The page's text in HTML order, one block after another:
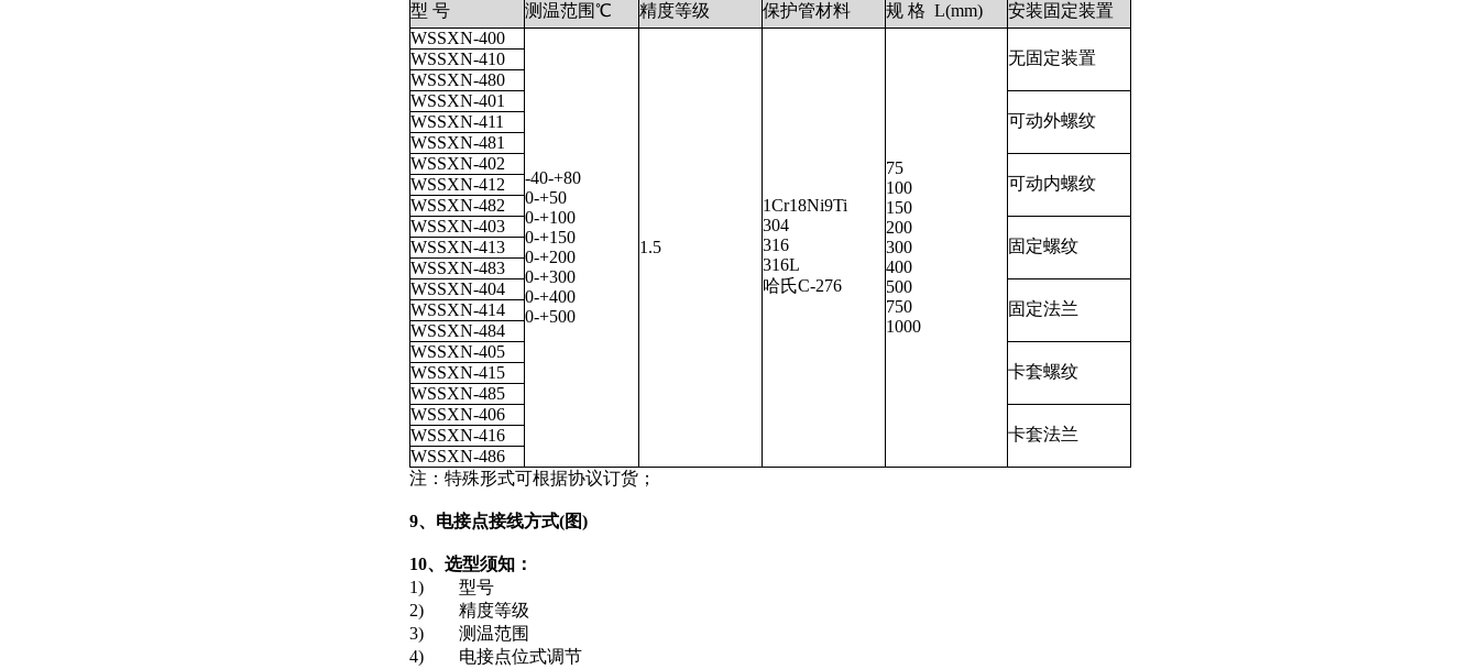
型 号
测温范围℃ 精度等级 保护管材料 规 格 L(mm)
安装固定装置
WSSXN-400
-40-+80
0-+50
0-+100
0-+150
0-+200
0-+300
0-+400
0-+500
1.5
1Cr18Ni9Ti
304
316
316L
哈氏C-276
75
100
150
200
300
400
500
750
1000
无固定装置
WSSXN-410
WSSXN-480
WSSXN-401
可动外螺纹
WSSXN-411
WSSXN-481
WSSXN-402
可动内螺纹
WSSXN-412
WSSXN-482
WSSXN-403
固定螺纹
WSSXN-413
WSSXN-483
WSSXN-404
固定法兰
WSSXN-414
WSSXN-484
WSSXN-405
卡套螺纹
WSSXN-415
WSSXN-485
WSSXN-406
卡套法兰
WSSXN-416
WSSXN-486
注：特殊形式可根据协议订货；
9、电接点接线方式(图)
10、选型须知：
1)
型号
2)
精度等级
3)
测温范围
4)
电接点位式调节